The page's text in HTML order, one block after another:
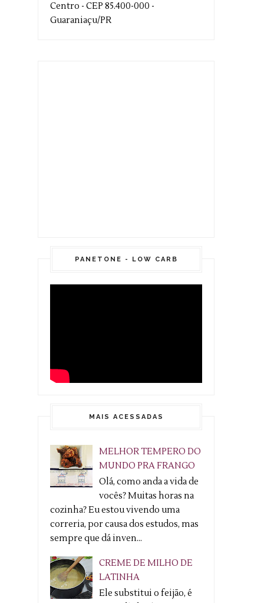
Centro - CEP 85.400-000 -
Guaraniaçu/PR
PANETONE - LOW CARB
MAIS ACESSADAS
MELHOR TEMPERO DO
MUNDO PRA FRANGO
Olá, como anda a vida de
vocês? Muitas horas na
cozinha? Eu estou vivendo uma
correria, por causa dos estudos, mas
sempre que dá inven...
CREME DE MILHO DE
LATINHA
Ele substitui o feijão, é